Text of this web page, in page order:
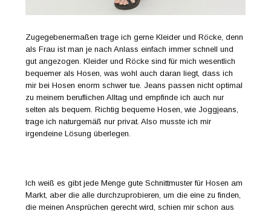
Zugegebenermaßen trage ich gerne Kleider und Röcke, denn
als Frau ist man je nach Anlass einfach immer schnell und
gut angezogen. Kleider und Röcke sind für mich wesentlich
bequemer als Hosen, was wohl auch daran liegt, dass ich
mir bei Hosen enorm schwer tue. Jeans passen nicht optimal
zu meinem beruflichen Alltag und empfinde ich auch nur
selten als bequem. Richtig bequeme Hosen, wie Joggjeans,
trage ich naturgemäß nur privat. Also musste ich mir
irgendeine Lösung überlegen.
Ich weiß es gibt jede Menge gute Schnittmuster für Hosen am
Markt, aber die alle durchzuprobieren, um die eine zu finden,
die meinen Ansprüchen gerecht wird, schien mir schon aus